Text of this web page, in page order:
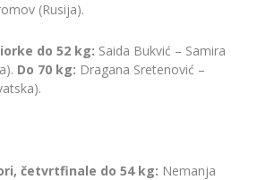
(Rusija).
do 52 kg: Saida Bukvić – Samira
Do 70 kg: Dragana Sretenović –
četvrtfinale do 54 kg: Nemanja